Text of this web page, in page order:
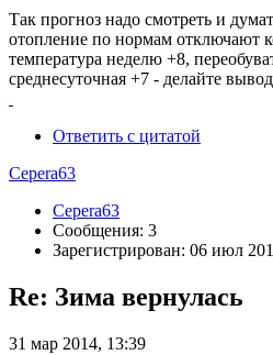
Так прогноз надо смотреть и
отопление по нормам отключают
температура неделю +8,
среднесуточная +7 - делайте
Ответить с цитатой
Cepera63
Cepera63
Сообщения: 3
Зарегистрирован: 06 июл
Re: Зима вернулась
31 мар 2014, 13:39